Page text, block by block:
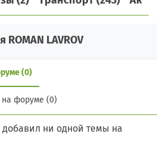
LAVROV
(0)
на форуме (0)
ни одной темы на